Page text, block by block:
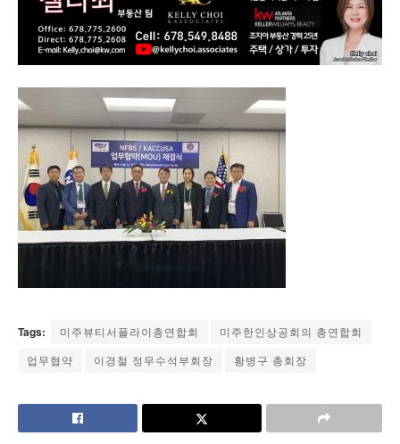
Tags: 미주뷰티서플라이총연합회
미주한인상공회의 총연합회
업무협약
이경철 정무수석부회장 황병구 총회장